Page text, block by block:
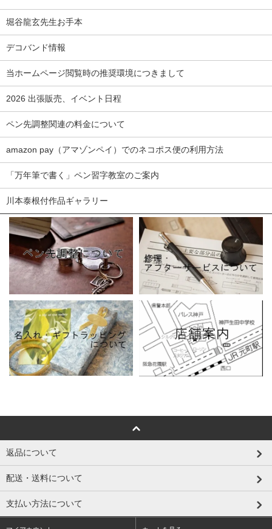
堀谷龍玄先生お手本
デコバンド情報
当ホームページ閲覧時の推奨環境につきまして
2026 出張販売、イベント日程
ペン先調整関連の料金について
amazon pay（アマゾンペイ）でのネコポス便の利用方法
「万年筆で書く」ペン習字教室のご案内
川本泰根付作品ギャラリー
返品について
配送・送料について
支払い方法について